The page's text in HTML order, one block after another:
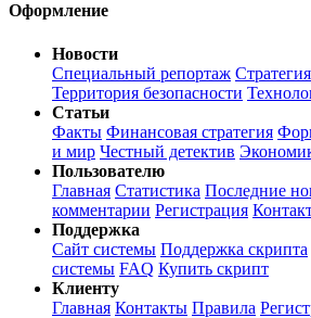
Оформление
Новости
Специальный репортаж Стратегия
Территория безопасности
Статьи
Факты Финансовая стратегия
и мир Честный детектив
Пользователю
Главная Статистика Последние
комментарии Регистрация
Поддержка
Сайт системы Поддержка скрипта
системы FAQ Купить скрипт
Клиенту
Главная Контакты Правила